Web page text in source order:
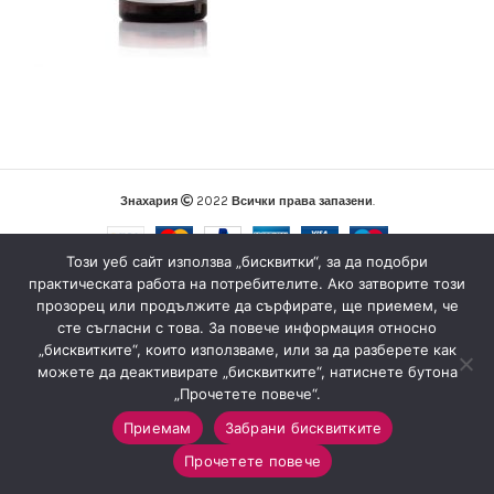
Знахария 2022 Всички права запазени.
Любими
0
Количка
Този уеб сайт използва „бисквитки“, за да подобри
практическата работа на потребителите. Ако затворите този
прозорец или продължите да сърфирате, ще приемем, че
сте съгласни с това. За повече информация относно
„бисквитките“, които използваме, или за да разберете как
можете да деактивирате „бисквитките“, натиснете бутона
„Прочетете повече“.
Приемам
Забрани бисквитките
Прочетете повече